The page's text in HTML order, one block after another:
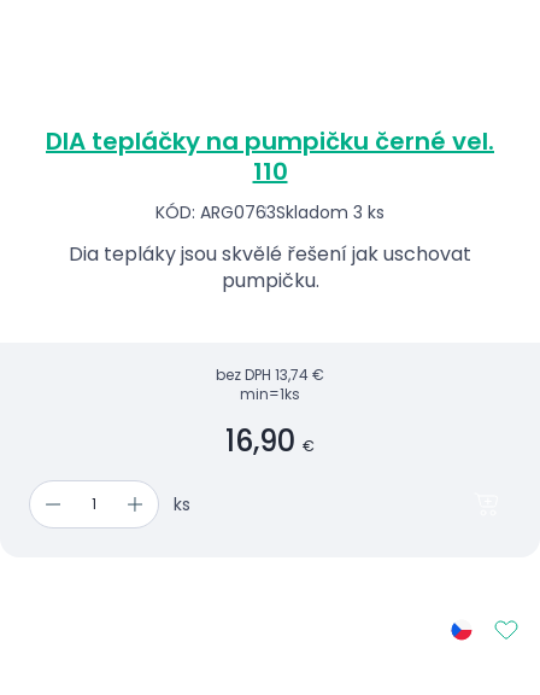
DIA tepláčky na pumpičku černé vel.
110
KÓD: ARG0763Skladom 3 ks
Dia tepláky jsou skvělé řešení jak uschovat
pumpičku.
bez DPH 13,74 €
min=1ks
16,90 €
ks